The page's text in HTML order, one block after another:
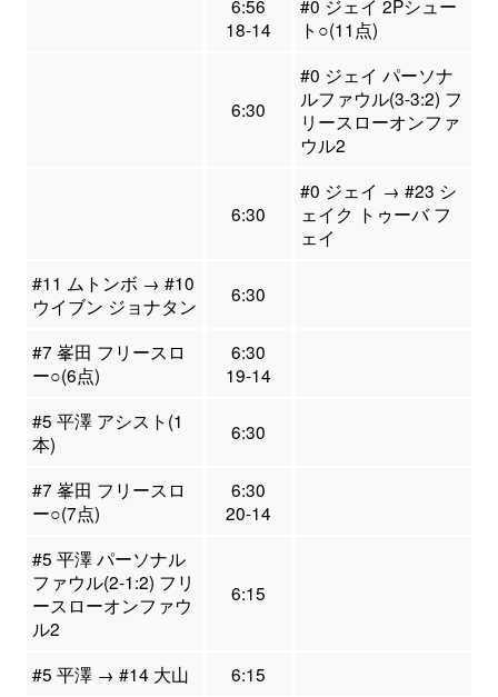
6:56
18-14
#0 ジェイ 2Pシュー
ト○(11点)
6:30
#0 ジェイ パーソナ
ルファウル(3-3:2) フ
リースローオンファ
ウル2
6:30
#0 ジェイ → #23 シ
ェイク トゥーバ フ
ェイ
#11 ムトンボ → #10
ウイブン ジョナタン
6:30
#7 峯田 フリースロ
ー○(6点)
6:30
19-14
#5 平澤 アシスト(1
本)
6:30
#7 峯田 フリースロ
ー○(7点)
6:30
20-14
#5 平澤 パーソナル
ファウル(2-1:2) フリ
ースローオンファウ
ル2
6:15
#5 平澤 → #14 大山 6:15